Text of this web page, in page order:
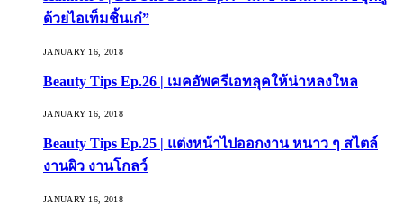
ด้วยไอเท็มชิ้นเก๋”
JANUARY 16, 2018
Beauty Tips Ep.26 | เมคอัพครีเอทลุคให้น่าหลงใหล
JANUARY 16, 2018
Beauty Tips Ep.25 | แต่งหน้าไปออกงาน หนาว ๆ สไตล์
งานผิว งานโกลว์
JANUARY 16, 2018